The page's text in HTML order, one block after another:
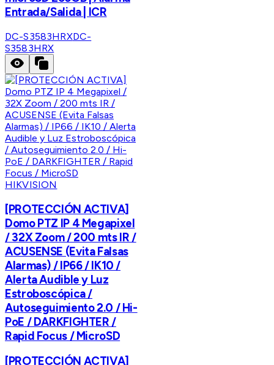
Entrada/Salida | ICR
DC-S3583HRXDC-
S3583HRX
HIKVISION
[PROTECCIÓN ACTIVA]
Domo PTZ IP 4 Megapixel
/ 32X Zoom / 200 mts IR /
ACUSENSE (Evita Falsas
Alarmas) / IP66 / IK10 /
Alerta Audible y Luz
Estroboscópica /
Autoseguimiento 2.0 / Hi-
PoE / DARKFIGHTER /
Rapid Focus / MicroSD
[PROTECCIÓN ACTIVA]